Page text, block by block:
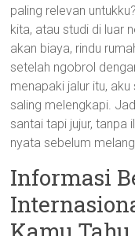
paling relevan
kita, atau studi di luar
akan biaya, rindu
setelah ngobrol
menapaki jalur itu,
saling melengkapi.
santai tapi jujur, tanpa
nyata sebelum
Informasi